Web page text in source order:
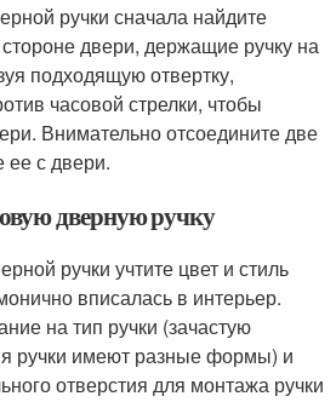
ручки сначала найдите
двери, держащие ручку на
подходящую отвертку,
часовой стрелки, чтобы
Внимательно отсоедините две
ее с двери.
дверную ручку
ручки учтите цвет и стиль
вписалась в интерьер.
на тип ручки (зачастую
ручки имеют разные формы) и
отверстия для монтажа ручки